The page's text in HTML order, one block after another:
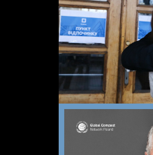
DO POBRANIA
POLITYKA PRYWATNOŚCI